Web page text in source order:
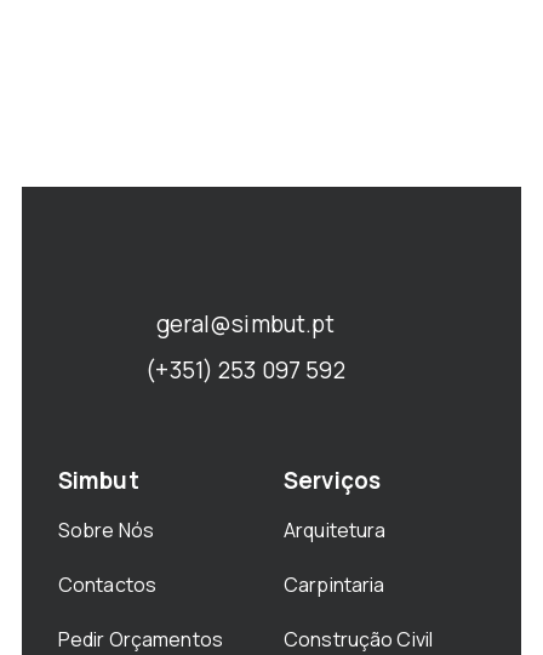
geral@simbut.pt
(+351) 253 097 592
Simbut
Sobre Nós
Contactos
Pedir Orçamentos
Serviços
Arquitetura
Carpintaria
Construção Civil